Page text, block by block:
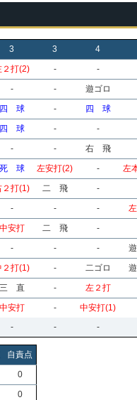
3 3 4
２打(2) - -
- - 遊ゴロ
四 球 - 四 球
四 球 - -
- - 右 飛
死 球 左安打(2) - 左
２打(1) 二 飛 -
- - -
中安打 二 飛 -
- - -
２打(1) - 二ゴロ
三 直 - 左２打
中安打 - 中安打(1)
- - -
自責点
0
0